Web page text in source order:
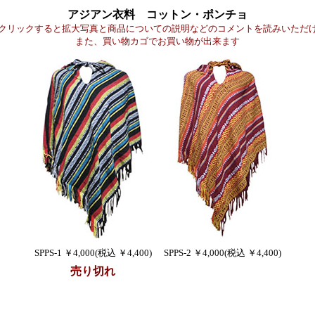
アジアン衣料 コットン・ポンチョ
リックすると拡大写真と商品についての説明などのコメントを読みいただ
また、買い物カゴでお買い物が出来ます
SPPS-1 ￥4,000(税込 ￥4,400) SPPS-2 ￥4,000(税込 ￥4,400)
売り切れ